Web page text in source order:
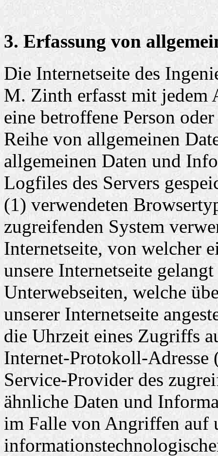
3. Erfassung von
Die Internetseite des
M. Zinth erfasst mit jedem
eine betroffene Person
Reihe von allgemeinen
allgemeinen Daten und
Logfiles des Servers
(1) verwendeten
zugreifenden System
Internetseite, von welcher
unsere Internetseite
Unterwebseiten, welche
unserer Internetseite
die Uhrzeit eines Zugriffs
Internet-Protokoll-Adresse
Service-Provider des
ähnliche Daten und
im Falle von Angriffen auf